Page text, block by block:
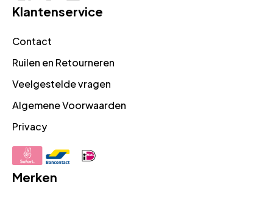
Klantenservice
Contact
Ruilen en Retourneren
Veelgestelde vragen
Algemene Voorwaarden
Privacy
Merken